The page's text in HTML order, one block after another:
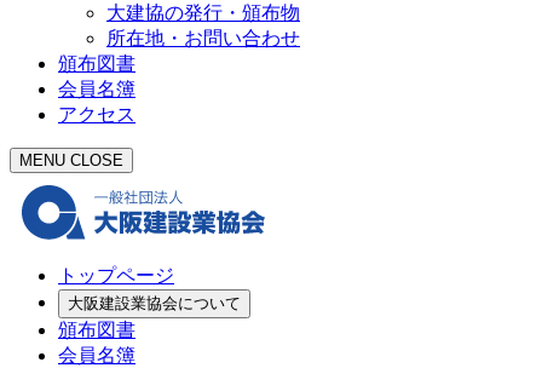
大建協の発行・頒布物
所在地・お問い合わせ
頒布図書
会員名簿
アクセス
MENU CLOSE
トップページ
大阪建設業協会について
頒布図書
会員名簿